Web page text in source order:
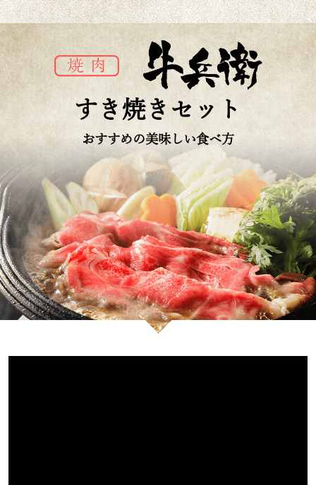
すき焼きセット
おすすめの美味しい食べ方